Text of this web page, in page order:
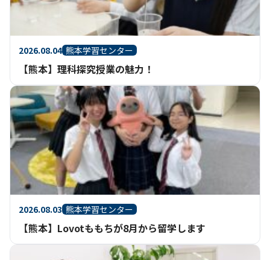
2026.08.04 熊本学習センター
【熊本】理科探究授業の魅力！
2026.08.03 熊本学習センター
【熊本】Lovotももちが8月から留学します